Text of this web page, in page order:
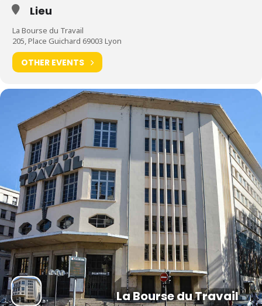
Lieu
La Bourse du Travail
205, Place Guichard 69003 Lyon
OTHER EVENTS
La Bourse du Travail